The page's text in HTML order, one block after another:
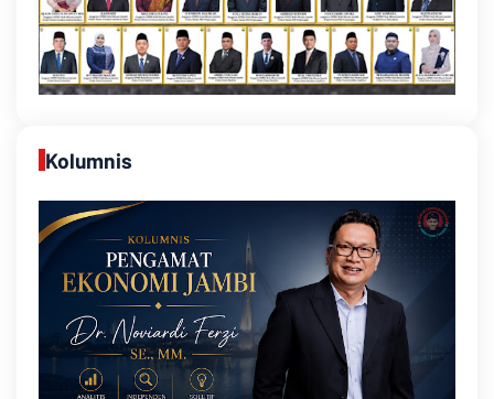
Kolumnis